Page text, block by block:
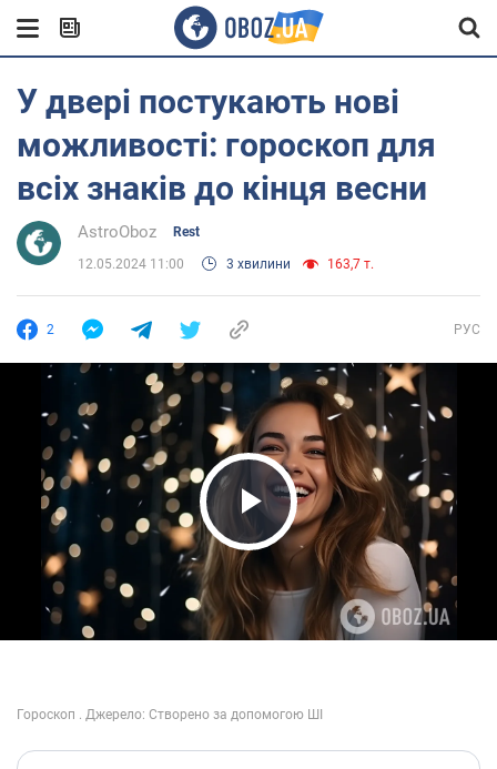
У двері постукають нові
можливості: гороскоп для
всіх знаків до кінця весни
AstroOboz Rest
12.05.2024 11:00 3 хвилини 163,7 т.
2 РУС
Play Video